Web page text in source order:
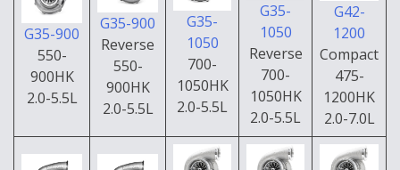
G35-900
550-
900HK
2.0-5.5L
G35-900
Reverse
550-
900HK
2.0-5.5L
G35-
1050
700-
1050HK
2.0-5.5L
G35-
1050
Reverse
700-
1050HK
2.0-5.5L
G42-
1200
Compact
475-
1200HK
2.0-7.0L